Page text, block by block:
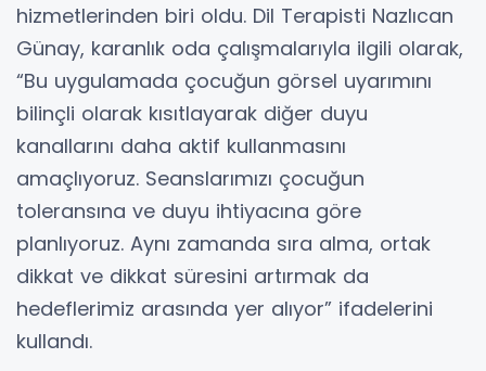
hizmetlerinden biri oldu. Dil Terapisti Nazlıcan
Günay, karanlık oda çalışmalarıyla ilgili olarak,
“Bu uygulamada çocuğun görsel uyarımını
bilinçli olarak kısıtlayarak diğer duyu
kanallarını daha aktif kullanmasını
amaçlıyoruz. Seanslarımızı çocuğun
toleransına ve duyu ihtiyacına göre
planlıyoruz. Aynı zamanda sıra alma, ortak
dikkat ve dikkat süresini artırmak da
hedeflerimiz arasında yer alıyor” ifadelerini
kullandı.